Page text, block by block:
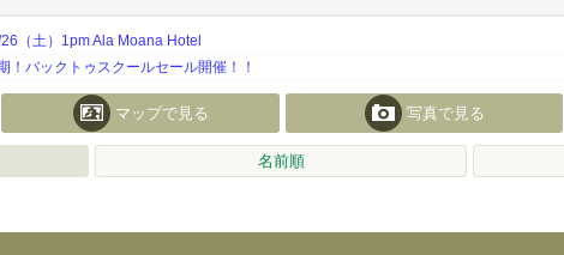
（土）1pm Ala Moana Hotel
！バックトゥスクールセール開催！！
マップで見る 写真で見る
名前順